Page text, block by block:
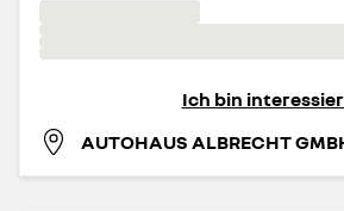
Ich bin
AUTOHAUS ALBRECHT